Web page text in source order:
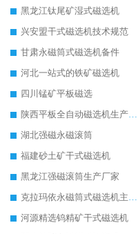
黑龙江钛尾矿湿式磁选机
兴安盟干式磁选机技术规范
甘肃永磁筒式磁选机备件
河北一站式的铁矿磁选机
四川锰矿平板磁选
陕西平板全自动磁选机生产厂家
湖北强磁永磁滚筒
福建砂土矿干式磁选机
黑龙江强磁滚筒生产厂家
克拉玛依永磁筒式磁选机主要技术参数
河源精选钨精矿干式磁选机